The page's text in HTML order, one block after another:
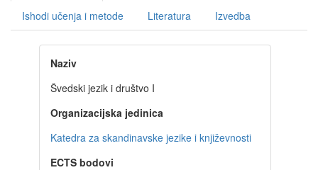
Ishodi učenja i metode Literatura Izvedba
Naziv
Švedski jezik i društvo I
Organizacijska jedinica
Katedra za skandinavske jezike i književnosti
ECTS bodovi